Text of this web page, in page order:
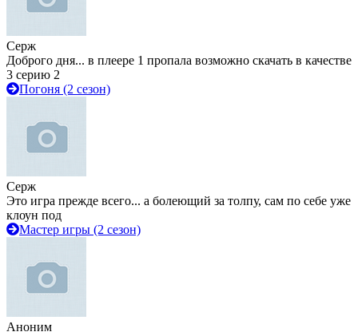
Серж
Доброго дня... в плеере 1 пропала возможно скачать в качестве
3 серию 2
Погоня (2 сезон)
Серж
Это игра прежде всего... а болеющий за толпу, сам по себе уже
клоун под
Мастер игры (2 сезон)
Аноним